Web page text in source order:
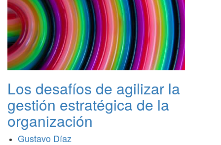
Los desafíos de agilizar la
gestión estratégica de la
organización
Gustavo Díaz